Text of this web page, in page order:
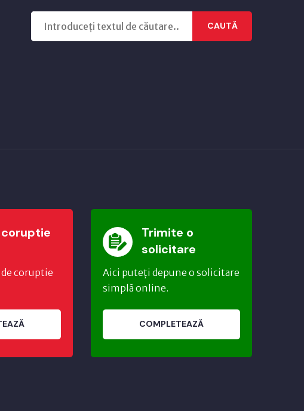
CAUTĂ
de coruptie
Trimite o
solicitare
Aici puteți depune o solicitare
simplă online.
COMPLETEAZĂ